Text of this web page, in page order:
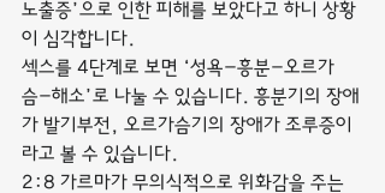
노출증’으로 인한 피해를 보았다고 하니 상황
이 심각합니다.
섹스를 4단계로 보면 ‘성욕-흥분-오르가
슴-해소’로 나눌 수 있습니다. 흥분기의 장애
가 발기부전, 오르가슴기의 장애가 조루증이
라고 볼 수 있습니다.
2:8 가르마가 무의식적으로 위화감을 주는